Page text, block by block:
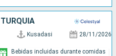
Kusadasi 28/11/2026
Bebidas incluidas durante comidas